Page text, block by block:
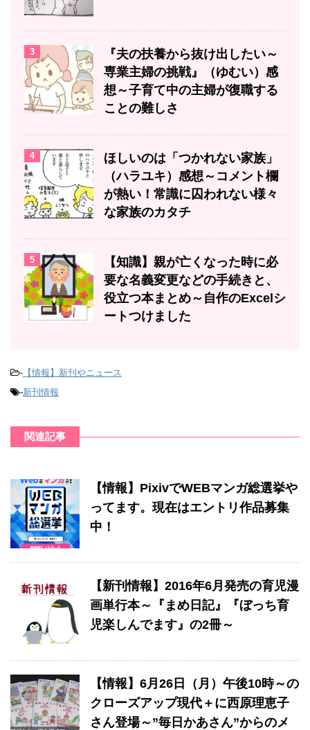
3
『夫の扶養から抜け出したい～
専業主婦の挑戦』（ゆむい）感
想～子育て中の主婦が復職する
ことの難しさ
4
ほしいのは「つかれない家族」
（ハラユキ）感想～コメント欄
が熱い！常識に囚われない様々
な家族のカタチ
5
【知識】親が亡くなった時に必
要な名義変更などの手続きと、
役立つ本まとめ～自作のExcelシ
ートつけました
- 【情報】新刊やニュース
-新刊情報
関連記事
【情報】PixivでWEBマンガ総選挙や
ってます。現在はエントリ作品募集
中！
【新刊情報】2016年6月発売の育児漫
画単行本～『まめ日記』『ぼっち育
児楽しんでます』の2冊～
【情報】6月26日（月）午後10時～の
クローズアップ現代＋に西原理恵子
さん登場～”毎日かあさん”からのメ